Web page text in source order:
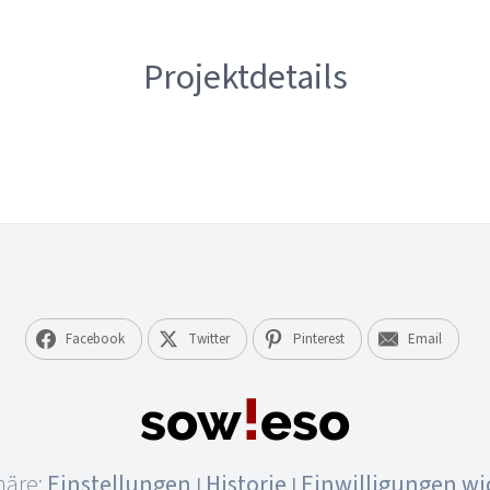
Projektdetails
Facebook Twitter Pinterest Email